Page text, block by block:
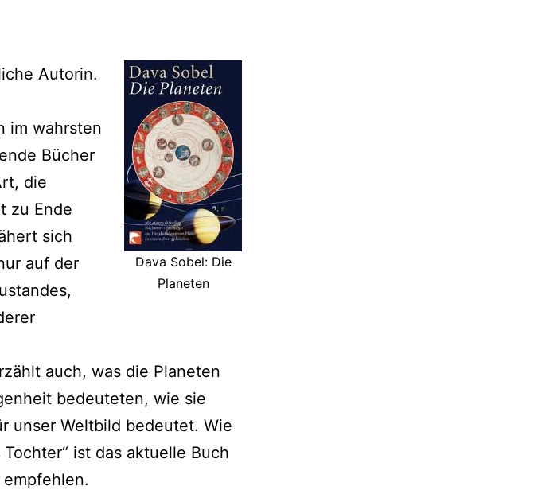
Dava Sobel: Die
Planeten
Autorin.
im wahrsten
Bücher
die
zu Ende
sich
auf der
auch, was die Planeten
bedeuteten, wie sie
unser Weltbild bedeutet. Wie
ist das aktuelle Buch
empfehlen.